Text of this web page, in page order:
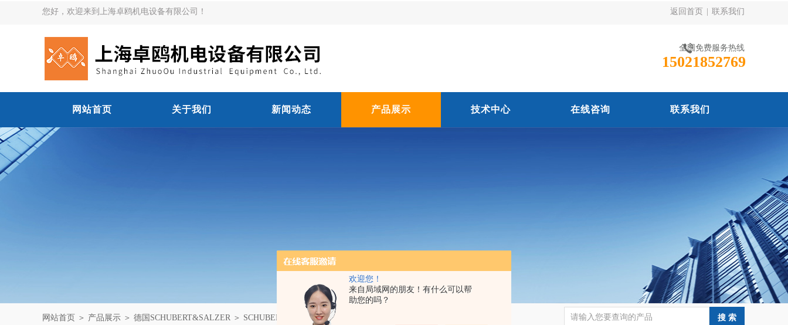
欢迎您！
来自局域网的朋友！有什么可以帮
助您的吗？
您好，欢迎来到上海卓鸥机电设备有限公司！ 返回首页 联系我们
全国免费服务热线
15021852769
网站首页 关于我们 新闻动态 产品展示 技术中心 在线咨询 联系我们
网站首页 ＞ 产品展示 ＞ 德国SCHUBERT&SALZER ＞ SCHUBERT底座阀＞ 德国SCHUBERT SALZER7017截止阀